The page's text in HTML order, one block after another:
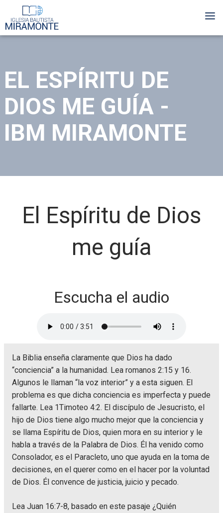
main
EL ESPÍRITU DE
DIOS ME GUÍA -
IBM MIRAMONTE
El Espíritu de Dios
me guía
Escucha el audio
La Biblia enseña claramente que Dios ha dado
“conciencia” a la humanidad. Lea romanos 2:15 y 16.
Algunos le llaman “la voz interior” y a esta siguen. El
problema es que dicha conciencia es imperfecta y puede
fallarte. Lea 1Timoteo 4:2. El discípulo de Jesucristo, el
hijo de Dios tiene algo mucho mejor que la conciencia y
se llama Espíritu de Dios, quien mora en su interior y le
habla a través de la Palabra de Dios. Él ha venido como
Consolador, es el Paracleto, uno que ayuda en la toma de
decisiones, en el querer como en el hacer por la voluntad
de Dios. Él convence de justicia, juicio y pecado.
Lea Juan 16:7-8, basado en este pasaje ¿Quién